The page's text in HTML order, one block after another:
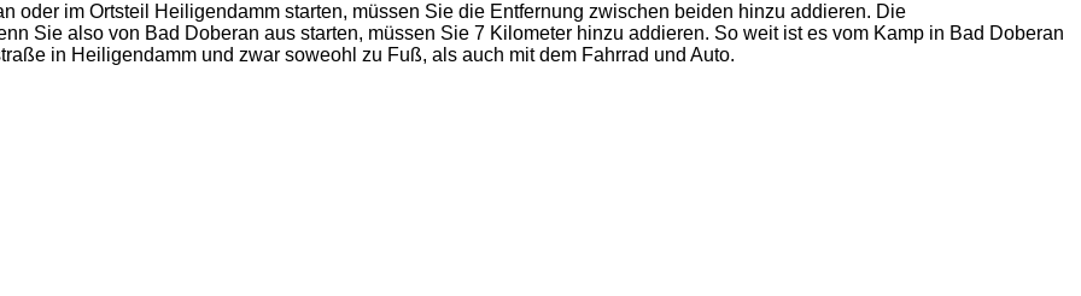
oder im Ortsteil Heiligendamm starten, müssen Sie die Entfernung zwischen beiden hinzu addieren. Die
Sie also von Bad Doberan aus starten, müssen Sie 7 Kilometer hinzu addieren. So weit ist es vom Kamp in Bad Doberan
in Heiligendamm und zwar soweohl zu Fuß, als auch mit dem Fahrrad und Auto.